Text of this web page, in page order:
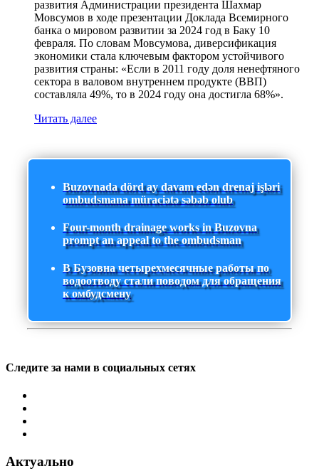
развития Администрации президента Шахмар
Мовсумов в ходе презентации Доклада Всемирного
банка о мировом развитии за 2024 год в Баку 10
февраля. По словам Мовсумова, диверсификация
экономики стала ключевым фактором устойчивого
развития страны: «Если в 2011 году доля ненефтяного
сектора в валовом внутреннем продукте (ВВП)
составляла 49%, то в 2024 году она достигла 68%».
Читать далее
Buzovnada dörd ay davam edən drenaj işləri
ombudsmana müraciətə səbəb olub
Four-month drainage works in Buzovna
prompt an appeal to the ombudsman
В Бузовна четырехмесячные работы по
водоотводу стали поводом для обращения
к омбудсмену
Следите за нами в социальных сетях
Актуально